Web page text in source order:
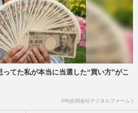
ってた私が本当に当選した“買い方”がこ
PR(合同会社デジタルファーム )